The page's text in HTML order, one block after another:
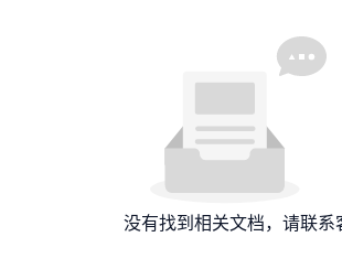
没有找到相关文档，请联系